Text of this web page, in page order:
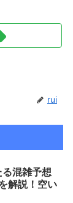
rui
混雑予想
解説！空い